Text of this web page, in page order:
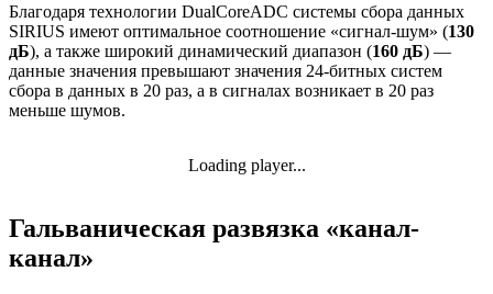
Благодаря технологии DualCoreADC системы сбора данных
SIRIUS имеют оптимальное соотношение «сигнал-шум» (130
дБ), а также широкий динамический диапазон (160 дБ) —
данные значения превышают значения 24-битных систем
сбора в данных в 20 раз, а в сигналах возникает в 20 раз
меньше шумов.
Loading player...
Гальваническая развязка «канал-
канал»